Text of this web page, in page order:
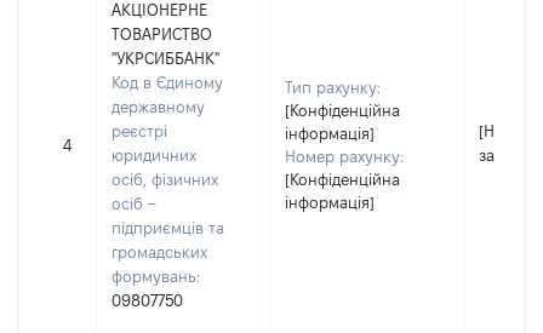
4
АКЦІОНЕРНЕ
ТОВАРИСТВО
"УКРСИББАНК"
Код в Єдиному
державному
реєстрі
юридичних
осіб, фізичних
осіб –
підприємців та
громадських
формувань:
09807750
Тип рахунку:
[Конфіденційна
інформація]
Номер рахунку:
[Конфіденційна
інформація]
[Не